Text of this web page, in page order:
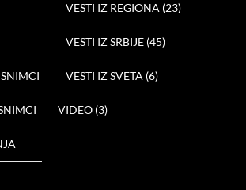
VESTI IZ REGIONA (23)
VESTI IZ SRBIJE (45)
VESTI IZ SVETA (6)
VIDEO (3)